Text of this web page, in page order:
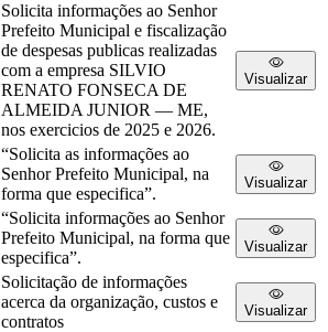
Solicita informações ao Senhor
Prefeito Municipal e fiscalização
de despesas publicas realizadas
com a empresa SILVIO
RENATO FONSECA DE
ALMEIDA JUNIOR — ME,
nos exercicios de 2025 e 2026.
Visualizar
“Solicita as informações ao
Senhor Prefeito Municipal, na
forma que especifica”.
Visualizar
“Solicita informações ao Senhor
Prefeito Municipal, na forma que
especifica”.
Visualizar
Solicitação de informações
acerca da organização, custos e
contratos
Visualizar